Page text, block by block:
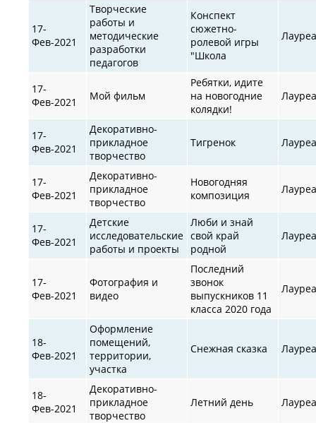
17-
Фев-2021
Творческие
работы и
методические
разработки
педагогов
Конспект
сюжетно-
ролевой игры
"Школа
17-
Фев-2021
Мой фильм
Ребятки, идите
на новогодние
колядки!
17-
Фев-2021
Декоративно-
прикладное
творчество
Тигренок
17-
Фев-2021
Декоративно-
прикладное
творчество
Новогодняя
композиция
17-
Фев-2021
Детские
исследовательские
работы и проекты
Люби и знай
свой край
родной
17-
Фев-2021
Фотография и
видео
Последний
звонок
выпускников 11
класса 2020 года
18-
Фев-2021
Оформление
помещений,
территории,
участка
Снежная сказка
18-
Фев-2021
Декоративно-
прикладное
творчество
Летний день